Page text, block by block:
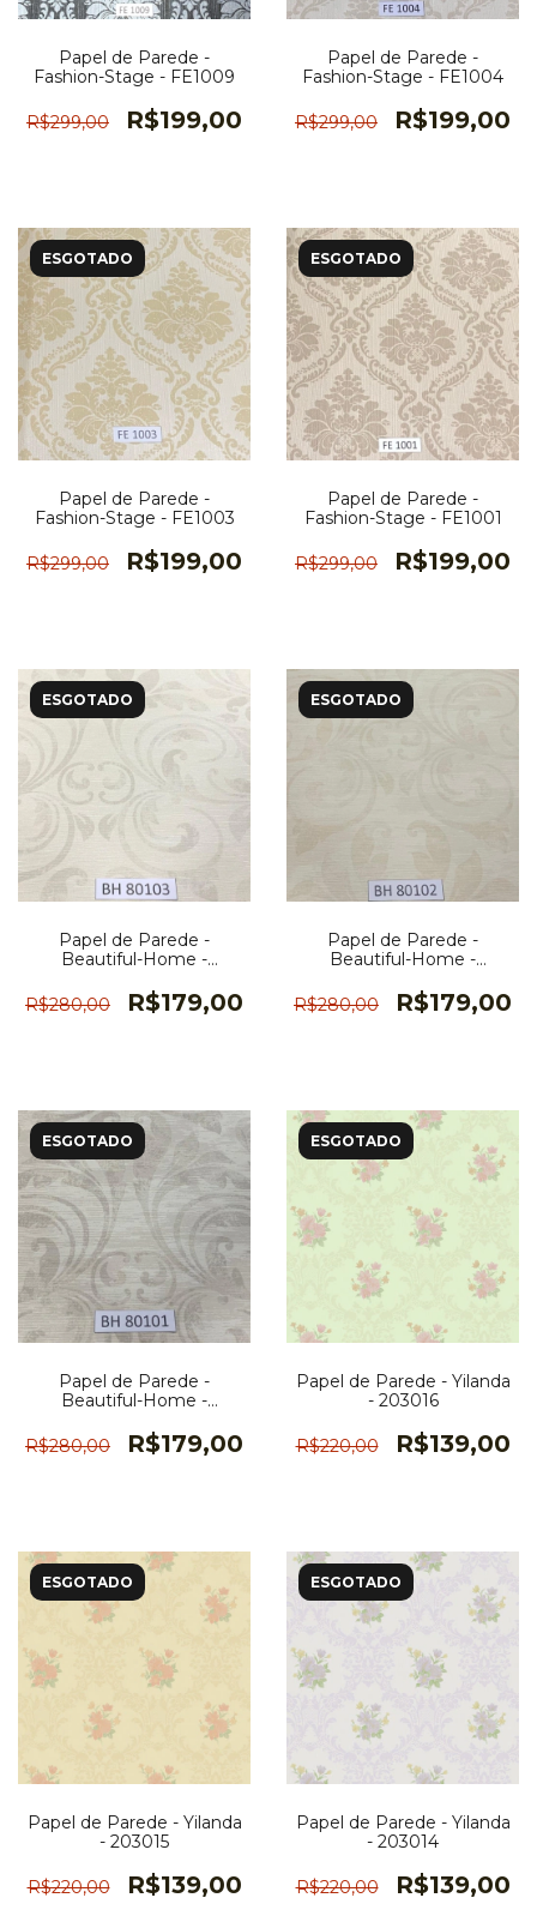
Papel de Parede -
Fashion-Stage - FE1009
R$299,00 R$199,00
Papel de Parede -
Fashion-Stage - FE1004
R$299,00 R$199,00
ESGOTADO
Papel de Parede -
Fashion-Stage - FE1003
R$299,00 R$199,00
ESGOTADO
Papel de Parede -
Fashion-Stage - FE1001
R$299,00 R$199,00
ESGOTADO
Papel de Parede -
Beautiful-Home -
R$280,00
R$179,00
ESGOTADO
Papel de Parede -
Beautiful-Home -
R$280,00
R$179,00
ESGOTADO
Papel de Parede -
Beautiful-Home -
R$280,00
R$179,00
ESGOTADO
Papel de Parede - Yilanda
- 203016
R$220,00 R$139,00
ESGOTADO
Papel de Parede - Yilanda
- 203015
R$220,00 R$139,00
ESGOTADO
Papel de Parede - Yilanda
- 203014
R$220,00 R$139,00